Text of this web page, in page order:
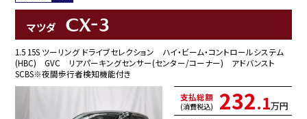
マツダ CX-3
1.5 15S ツーリング ドライブセレクション ハイ・ビーム・コントロールシステム
(HBC) GVC リアパーキングセンサー(センター/コーナー) アドバンスト
SCBS※夜間歩行者検知機能付き
支払総額
(消費税込) 232.1万円